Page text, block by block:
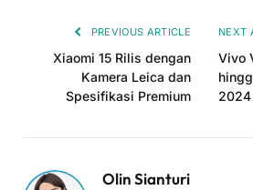
PREVIOUS ARTICLE
Xiaomi 15 Rilis dengan
Kamera Leica dan
Spesifikasi Premium
NEXT
Vivo
2024
Olin Sianturi